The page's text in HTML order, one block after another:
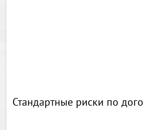
Стандартные риски по